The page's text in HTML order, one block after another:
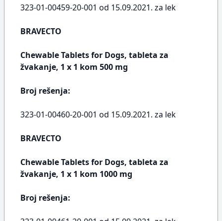
323-01-00459-20-001 od 15.09.2021. za lek
BRAVECTO
Chewable Tablets for Dogs, tableta za
žvakanje, 1 x 1 kom 500 mg
Broj rešenja:
323-01-00460-20-001 od 15.09.2021. za lek
BRAVECTO
Chewable Tablets for Dogs, tableta za
žvakanje, 1 x 1 kom 1000 mg
Broj rešenja: